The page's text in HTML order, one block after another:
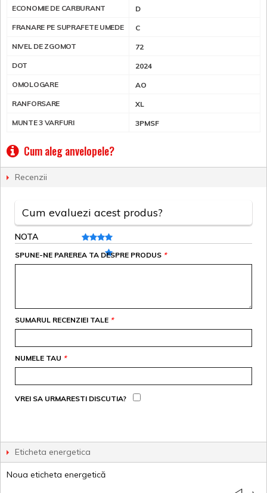
ECONOMIE DE CARBURANT D
FRANARE PE SUPRAFETE UMEDE C
NIVEL DE ZGOMOT 72
DOT 2024
OMOLOGARE AO
RANFORSARE XL
MUNTE 3 VARFURI 3PMSF
Cum aleg anvelopele?
Recenzii
Cum evaluezi acest produs?
NOTA
*
SPUNE-NE PAREREA TA DESPRE PRODUS
*
SUMARUL RECENZIEI TALE
*
NUMELE TAU
VREI SA URMARESTI DISCUTIA?
Eticheta energetica
Noua eticheta energetică